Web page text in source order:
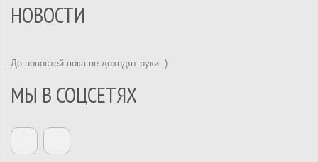
НОВОСТИ
До новостей пока не доходят руки :)
МЫ В СОЦСЕТЯХ